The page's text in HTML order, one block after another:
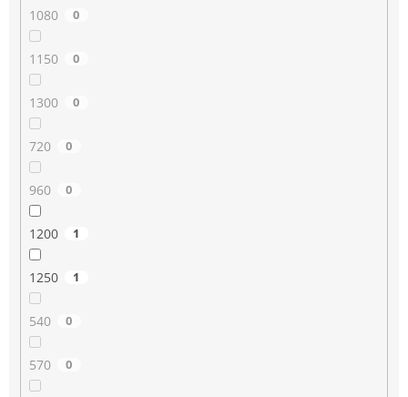
1080 0
1150 0
1300 0
720 0
960 0
1200 1
1250 1
540 0
570 0